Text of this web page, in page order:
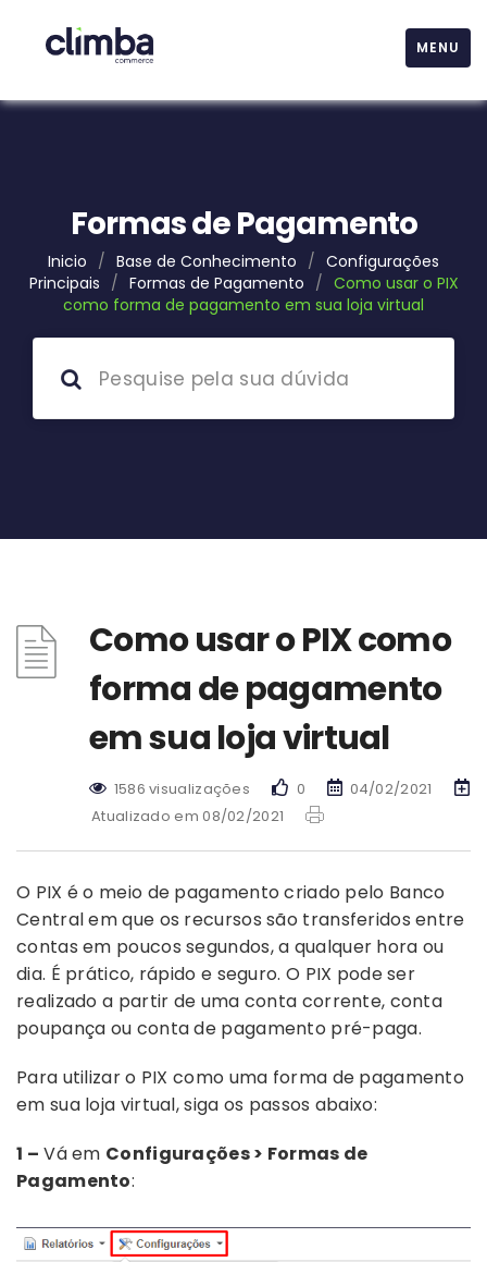
MENU
Formas de Pagamento
Inicio / Base de Conhecimento / Configurações
Principais / Formas de Pagamento / Como usar o PIX
como forma de pagamento em sua loja virtual
Como usar o PIX como
forma de pagamento
em sua loja virtual
1586 visualizações 0
04/02/2021
Atualizado em 08/02/2021
O PIX é o meio de pagamento criado pelo Banco
Central em que os recursos são transferidos entre
contas em poucos segundos, a qualquer hora ou
dia. É prático, rápido e seguro. O PIX pode ser
realizado a partir de uma conta corrente, conta
poupança ou conta de pagamento pré-paga.
Para utilizar o PIX como uma forma de pagamento
em sua loja virtual, siga os passos abaixo:
1 – Vá em Configurações > Formas de
Pagamento: